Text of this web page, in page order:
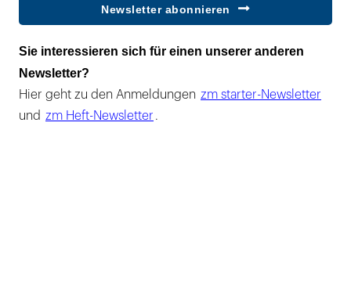
Newsletter abonnieren
Sie interessieren sich für einen unserer anderen
Newsletter?
Hier geht zu den Anmeldungen zm starter-Newsletter
und zm Heft-Newsletter .